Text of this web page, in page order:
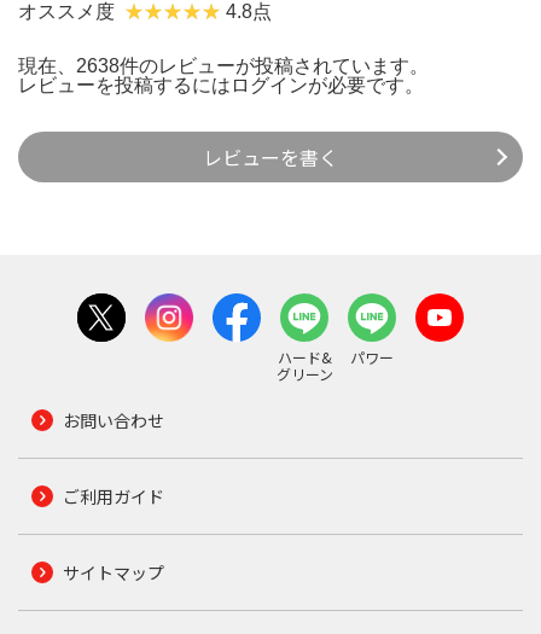
オススメ度 4.8点
現在、2638件のレビューが投稿されています。
レビューを投稿するには ログインが必要です。
レビューを書く
ハード&
グリーン
パワー
お問い合わせ
ご利用ガイド
サイトマップ